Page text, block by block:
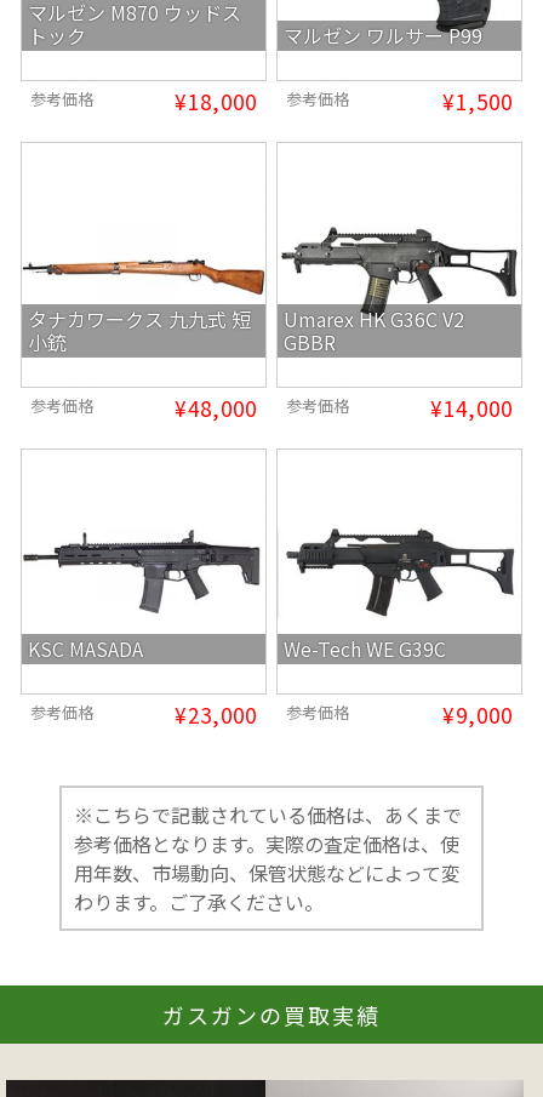
マルゼン M870 ウッドス
トック
参考価格 ¥18,000
マルゼン ワルサー P99
参考価格 ¥1,500
タナカワークス 九九式 短
小銃
参考価格 ¥48,000
Umarex HK G36C V2
GBBR
参考価格 ¥14,000
KSC MASADA
参考価格 ¥23,000
We-Tech WE G39C
参考価格 ¥9,000
※こちらで記載されている価格は、あくまで
参考価格となります。実際の査定価格は、使
用年数、市場動向、保管状態などによって変
わります。ご了承ください。
ガスガンの買取実績